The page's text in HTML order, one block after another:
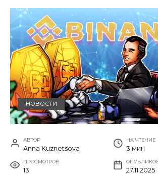
НОВОСТИ
АВТОР
Anna Kuznetsova
НА ЧТЕНИЕ
3 мин
ПРОСМОТРОВ
13 27.11.2025